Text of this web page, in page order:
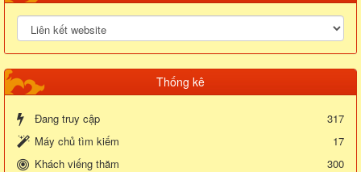
Thống kê
Đang truy cập
317
Máy chủ tìm kiếm
17
Khách viếng thăm
300